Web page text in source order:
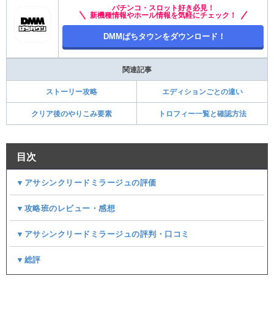
パチンコ・スロット好き必見！
新機種情報やホール情報を気軽にチェック！
DMMぱちタウンをダウンロード！
関連記事
ストーリー攻略 エディションごとの違い
クリア後のやりこみ要素 トロフィー一覧と確認方法
目次
▼アサシンクリードミラージュの評価
▼攻略班のレビュー・感想
▼アサシンクリードミラージュの評判・口コミ
▼総評